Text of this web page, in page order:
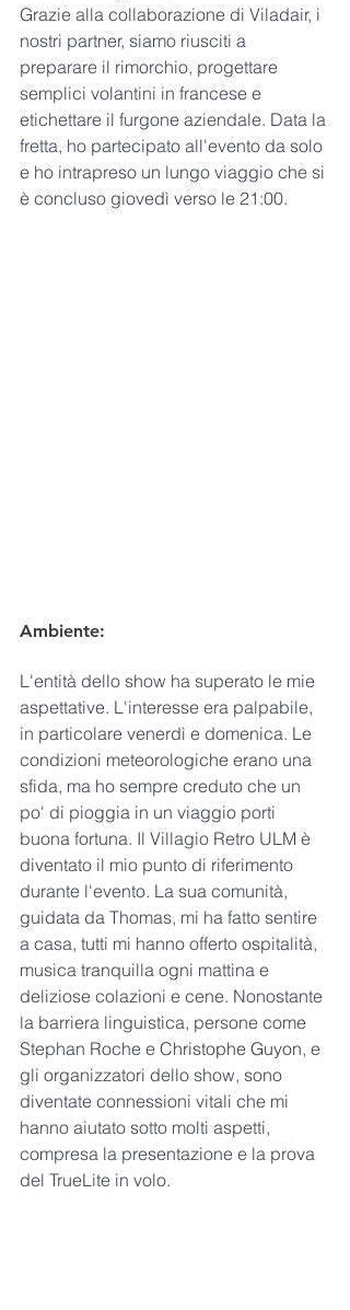
Grazie alla collaborazione di Viladair, i
nostri partner, siamo riusciti a
preparare il rimorchio, progettare
semplici volantini in francese e
etichettare il furgone aziendale. Data la
fretta, ho partecipato all'evento da solo
e ho intrapreso un lungo viaggio che si
è concluso giovedì verso le 21:00.
Ambiente:
L'entità dello show ha superato le mie
aspettative. L'interesse era palpabile,
in particolare venerdì e domenica. Le
condizioni meteorologiche erano una
sfida, ma ho sempre creduto che un
po' di pioggia in un viaggio porti
buona fortuna. Il Villagio Retro ULM è
diventato il mio punto di riferimento
durante l'evento. La sua comunità,
guidata da Thomas, mi ha fatto sentire
a casa, tutti mi hanno offerto ospitalità,
musica tranquilla ogni mattina e
deliziose colazioni e cene. Nonostante
la barriera linguistica, persone come
Stephan Roche e Christophe Guyon, e
gli organizzatori dello show, sono
diventate connessioni vitali che mi
hanno aiutato sotto molti aspetti,
compresa la presentazione e la prova
del TrueLite in volo.